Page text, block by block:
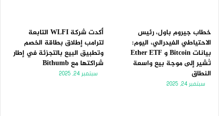
خطاب جيروم باول، رئيس
الاحتياطي الفيدرالي، اليوم:
بيانات Bitcoin و Ether ETF
تُشير إلى موجة بيع واسعة
النطاق
سبتمبر 24, 2025
أكدت شركة WLFI التابعة
لترامب إطلاق بطاقة الخصم
وتطبيق البيع بالتجزئة في إطار
شراكتها مع Bithumb
سبتمبر 24, 2025